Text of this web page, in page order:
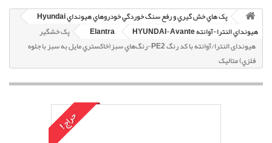
پک هاي خش گيري و رفع سنگ خوردگي خودروهاي هيونداي Hyundai
هيونداي النترا-آوانته HYUNDAI-Avante
Elantra
پک خشگير
هیوندای النترا/آوانته با کد رنگ PE2-رنگ‌هاي سبز(خاکستري مايل به سبز با جلوه
فلزي) متاليک
حراج!